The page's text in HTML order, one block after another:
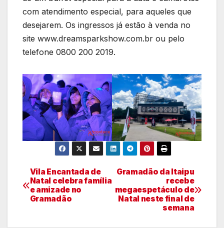
com atendimento especial, para aqueles que
desejarem. Os ingressos já estão à venda no
site www.dreamsparkshow.com.br ou pelo
telefone 0800 200 2019.
Navegação
de
Gramadão da Itaipu
recebe
megaespetáculo de
Natal neste final de
semana
Vila Encantada de
Natal celebra família
e amizade no
Gramadão